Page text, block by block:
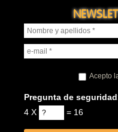
Acepto
Pregunta de
4 X
= 16